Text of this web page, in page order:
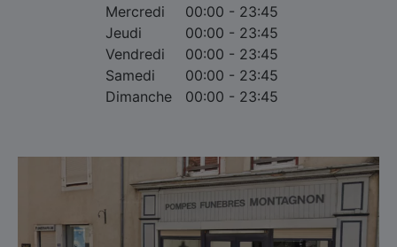
Mercredi
00:00 - 23:45
Jeudi
00:00 - 23:45
Vendredi
00:00 - 23:45
Samedi
00:00 - 23:45
Dimanche
00:00 - 23:45